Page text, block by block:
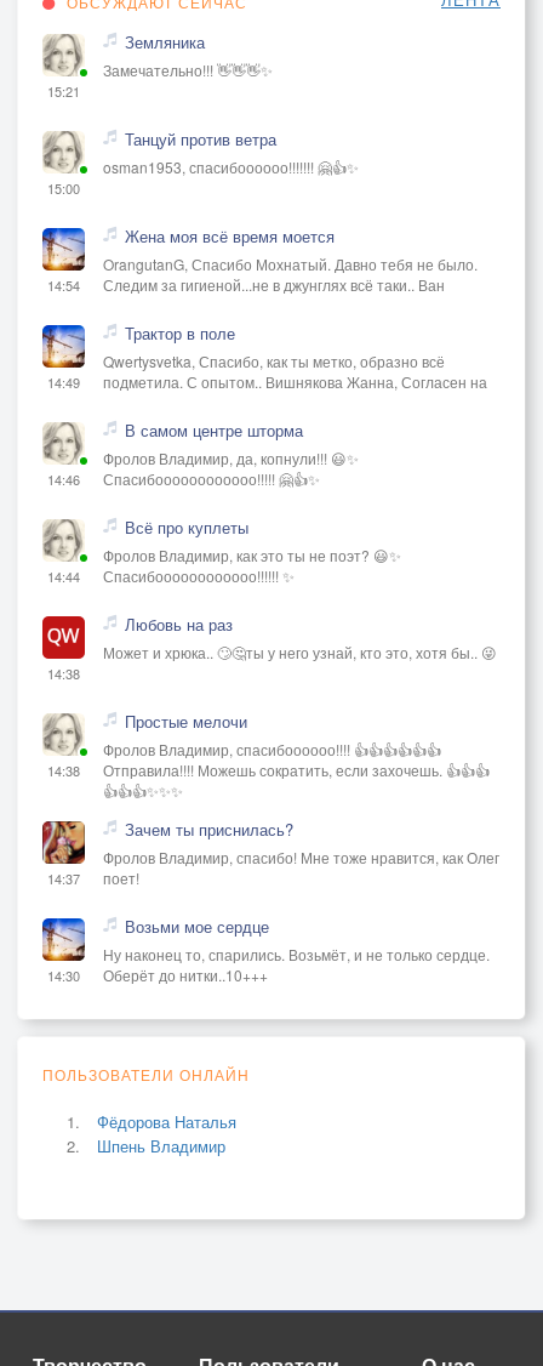
15:21
Земляника
Замечательно!!! 👋👋👋✨
15:00
Танцуй против ветра
osman1953, спасибоооооо!!!!!!! 🤗👍✨
14:54
Жена моя всё время моется
OrangutanG, Спасибо Мохнатый. Давно тебя не было.
Следим за гигиеной...не в джунглях всё таки.. Ван
14:49
Трактор в поле
Qwertysvetka, Спасибо, как ты метко, образно всё
подметила. С опытом.. Вишнякова Жанна, Согласен на
14:46
В самом центре шторма
Фролов Владимир, да, копнули!!! 😃✨
Спасибоооооооооооо!!!!! 🤗👍✨
14:44
Всё про куплеты
Фролов Владимир, как это ты не поэт? 😃✨
Спасибоооооооооооо!!!!!! ✨
14:38
Любовь на раз
Может и хрюка.. 🙄🤔ты у него узнай, кто это, хотя бы.. 😜
14:38
Простые мелочи
Фролов Владимир, спасибоооооо!!!! 👍👍👍👍👍👍
Отправила!!!! Можешь сократить, если захочешь. 👍👍👍
👍👍👍✨✨✨
14:37
Зачем ты приснилась?
Фролов Владимир, спасибо! Мне тоже нравится, как Олег
поет!
14:30
Возьми мое сердце
Ну наконец то, спарились. Возьмёт, и не только сердце.
Оберёт до нитки..10+++
ПОЛЬЗОВАТЕЛИ ОНЛАЙН
Фёдорова Наталья
Шпень Владимир